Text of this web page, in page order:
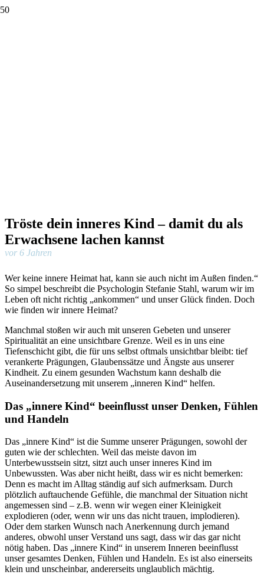
Tröste dein inneres Kind – damit du als
Erwachsene lachen kannst
vor 6 Jahren
Wer keine innere Heimat hat, kann sie auch nicht im Außen finden.“
So simpel beschreibt die Psychologin Stefanie Stahl, warum wir im
Leben oft nicht richtig „ankommen“ und unser Glück finden. Doch
wie finden wir innere Heimat?
Manchmal stoßen wir auch mit unseren Gebeten und unserer
Spiritualität an eine unsichtbare Grenze. Weil es in uns eine
Tiefenschicht gibt, die für uns selbst oftmals unsichtbar bleibt: tief
verankerte Prägungen, Glaubenssätze und Ängste aus unserer
Kindheit. Zu einem gesunden Wachstum kann deshalb die
Auseinandersetzung mit unserem „inneren Kind“ helfen.
Das „innere Kind“ beeinflusst unser Denken, Fühlen
und Handeln
Das „innere Kind“ ist die Summe unserer Prägungen, sowohl der
guten wie der schlechten. Weil das meiste davon im
Unterbewusstsein sitzt, sitzt auch unser inneres Kind im
Unbewussten. Was aber nicht heißt, dass wir es nicht bemerken:
Denn es macht im Alltag ständig auf sich aufmerksam. Durch
plötzlich auftauchende Gefühle, die manchmal der Situation nicht
angemessen sind – z.B. wenn wir wegen einer Kleinigkeit
explodieren (oder, wenn wir uns das nicht trauen, implodieren).
Oder dem starken Wunsch nach Anerkennung durch jemand
anderes, obwohl unser Verstand uns sagt, dass wir das gar nicht
nötig haben. Das „innere Kind“ in unserem Inneren beeinflusst
unser gesamtes Denken, Fühlen und Handeln. Es ist also einerseits
klein und unscheinbar, andererseits unglaublich mächtig.